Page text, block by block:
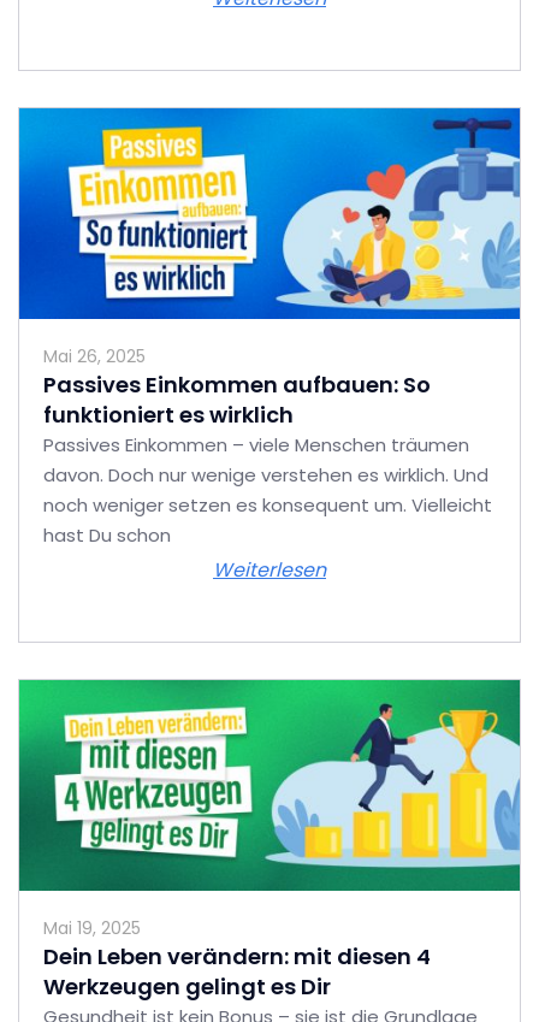
Mai 26, 2025
Passives Einkommen aufbauen: So
funktioniert es wirklich
Passives Einkommen – viele Menschen träumen
davon. Doch nur wenige verstehen es wirklich. Und
noch weniger setzen es konsequent um. Vielleicht
hast Du schon
Weiterlesen
Mai 19, 2025
Dein Leben verändern: mit diesen 4
Werkzeugen gelingt es Dir
Gesundheit ist kein Bonus – sie ist die Grundlage